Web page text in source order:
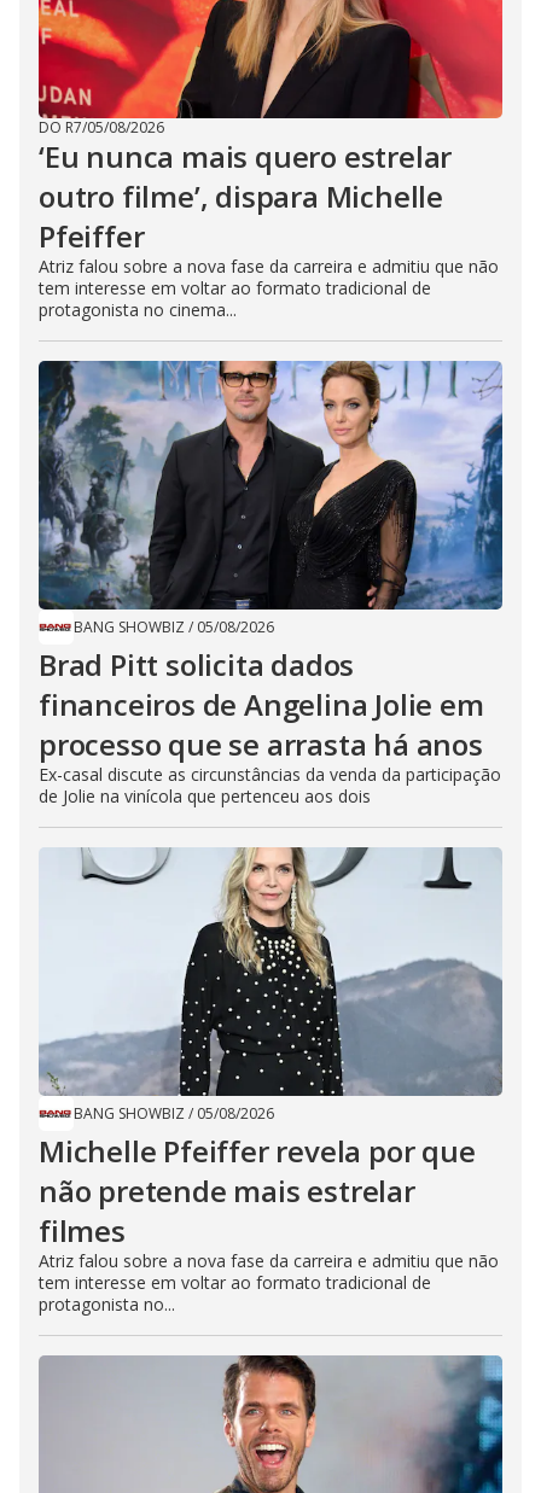
DO R7/05/08/2026
‘Eu nunca mais quero estrelar
outro filme’, dispara Michelle
Pfeiffer
Atriz falou sobre a nova fase da carreira e admitiu que não
tem interesse em voltar ao formato tradicional de
protagonista no cinema...
BANG SHOWBIZ / 05/08/2026
Brad Pitt solicita dados
financeiros de Angelina Jolie em
processo que se arrasta há anos
Ex-casal discute as circunstâncias da venda da participação
de Jolie na vinícola que pertenceu aos dois
BANG SHOWBIZ / 05/08/2026
Michelle Pfeiffer revela por que
não pretende mais estrelar
filmes
Atriz falou sobre a nova fase da carreira e admitiu que não
tem interesse em voltar ao formato tradicional de
protagonista no...